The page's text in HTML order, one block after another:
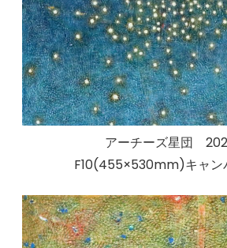
アーチーズ星団
F10(455×530mm)キャン